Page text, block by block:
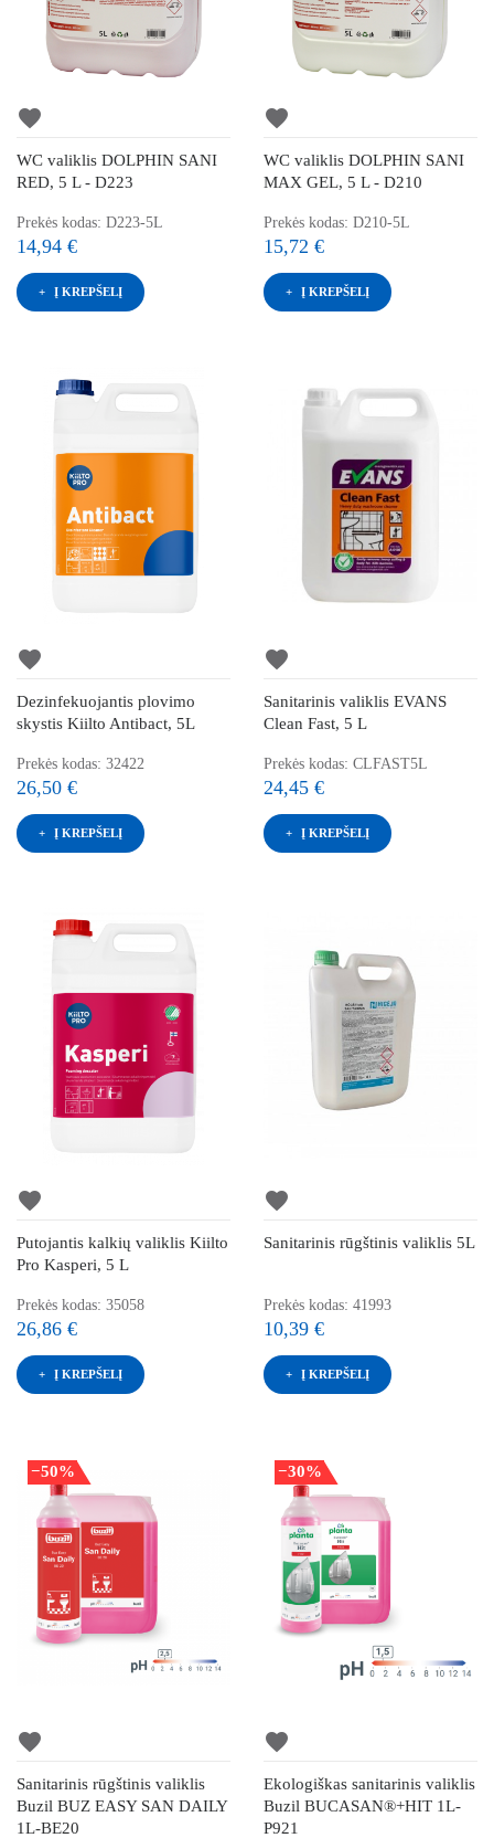
favorite
WC valiklis DOLPHIN SANI
RED, 5 L - D223
Prekės kodas: D223-5L
14,94 €
Į KREPŠELĮ
favorite
WC valiklis DOLPHIN SANI
MAX GEL, 5 L - D210
Prekės kodas: D210-5L
15,72 €
Į KREPŠELĮ
favorite
Dezinfekuojantis plovimo
skystis Kiilto Antibact, 5L
Prekės kodas: 32422
26,50 €
Į KREPŠELĮ
favorite
Sanitarinis valiklis EVANS
Clean Fast, 5 L
Prekės kodas: CLFAST5L
24,45 €
Į KREPŠELĮ
favorite
Putojantis kalkių valiklis Kiilto
Pro Kasperi, 5 L
Prekės kodas: 35058
26,86 €
Į KREPŠELĮ
favorite
Sanitarinis rūgštinis valiklis 5L
Prekės kodas: 41993
10,39 €
Į KREPŠELĮ
−50%
favorite
Sanitarinis rūgštinis valiklis
Buzil BUZ EASY SAN DAILY
1L-BE20
−30%
favorite
Ekologiškas sanitarinis valiklis
Buzil BUCASAN®+HIT 1L-
P921